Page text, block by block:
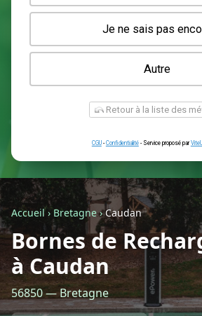
Une wallbox en
Une prise
Une
Je ne sais
Retour à la
CGU-Confidentialité- Service
Accueil› Bretagne›Caudan
Bornes de
à Caudan
56850 — Bretagne